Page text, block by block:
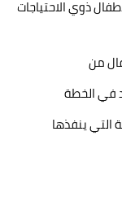
ذوي الاحتياجات
من
في الخطة
التي ينفذها